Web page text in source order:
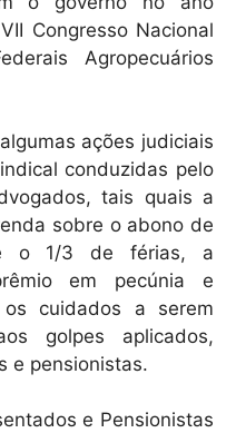
Congresso Nacional
Agropecuários
ações judiciais
conduzidas pelo
tais quais a
sobre o abono de
o 1/3 de férias, a
em pecúnia e
cuidados a serem
golpes aplicados,
e pensionistas.
e Pensionistas